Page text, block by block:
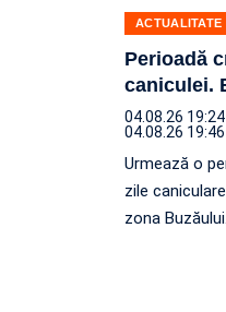
ACTUALITATE
Perioadă
caniculei.
04.08.26 19:24
04.08.26 19:46
Urmează o
zile
zona